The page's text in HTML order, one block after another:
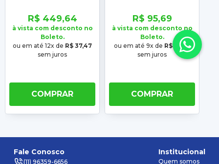
2007 2008 2009 2010
2011 2012
R$ 449,64
à vista com desconto no
Boleto.
ou em até 12x de R$ 37,47
sem juros
COMPRAR
2009 2010 Friso
Cromado
R$ 95,69
à vista com desconto no
Boleto.
ou em até 9x de R$ 10,63
sem juros
COMPRAR
Fale Conosco
(11) 96359-6656
Institucional
Quem somos